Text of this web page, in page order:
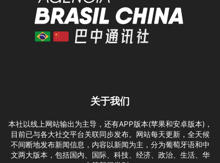
关于我们
本社以线上网站输出为主导，还有APP版本(苹果和安卓版本)，
目前已与各大社交平台关联同步发布。网站每天更新，全天候
不间断地发布新闻信息，内容以新闻为主，分为葡萄牙语和中
文两大版本，包括国内、国际、科技、经济、政治、生活、华